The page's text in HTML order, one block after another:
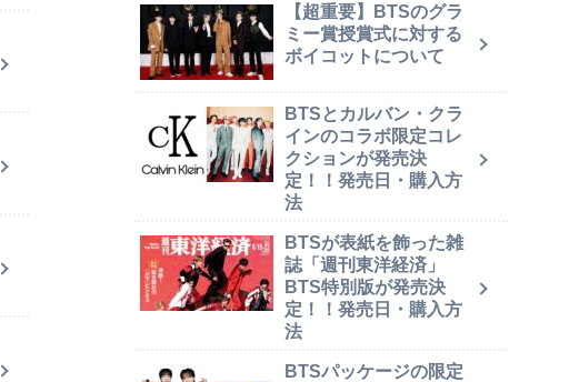
【超重要】BTSのグラ
ミー賞授賞式に対する
ボイコットについて
BTSとカルバン・クラ
インのコラボ限定コレ
クションが発売決
定！！発売日・購入方
法
BTSが表紙を飾った雑
誌「週刊東洋経済」
BTS特別版が発売決
定！！発売日・購入方
法
BTSパッケージの限定